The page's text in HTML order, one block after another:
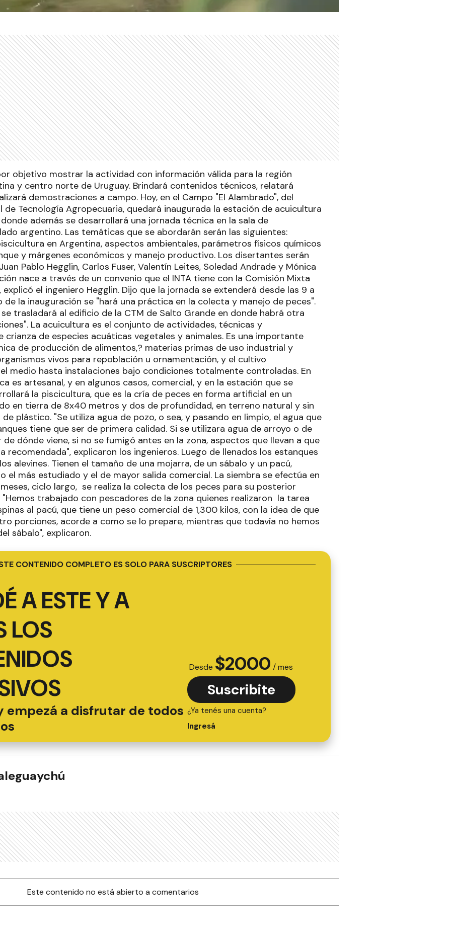
objetivo mostrar la actividad con información válida para la región
y centro norte de Uruguay. Brindará contenidos técnicos, relatará
demostraciones a campo. Hoy, en el Campo "El Alambrado", del
Tecnología Agropecuaria, quedará inaugurada la estación de acuicultura
además se desarrollará una jornada técnica en la sala de
argentino. Las temáticas que se abordarán serán las siguientes:
en Argentina, aspectos ambientales, parámetros físicos químicos
y márgenes económicos y manejo productivo. Los disertantes serán
Pablo Hegglin, Carlos Fuser, Valentín Leites, Soledad Andrade y Mónica
nace a través de un convenio que el INTA tiene con la Comisión Mixta
explicó el ingeniero Hegglin. Dijo que la jornada se extenderá desde las 9 a
de la inauguración se "hará una práctica en la colecta y manejo de peces".
trasladará al edificio de la CTM de Salto Grande en donde habrá otra
La acuicultura es el conjunto de actividades, técnicas y
crianza de especies acuáticas vegetales y animales. Es una importante
de producción de alimentos,? materias primas de uso industrial y
vivos para repoblación u ornamentación, y el cultivo
medio hasta instalaciones bajo condiciones totalmente controladas. En
es artesanal, y en algunos casos, comercial, y en la estación que se
la piscicultura, que es la cría de peces en forma artificial en un
en tierra de 8x40 metros y dos de profundidad, en terreno natural y sin
plástico. "Se utiliza agua de pozo, o sea, y pasando en limpio, el agua que
tiene que ser de primera calidad. Si se utilizara agua de arroyo o de
dónde viene, si no se fumigó antes en la zona, aspectos que llevan a que
recomendada", explicaron los ingenieros. Luego de llenados los estanques
alevines. Tienen el tamaño de una mojarra, de un sábalo y un pacú,
el más estudiado y el de mayor salida comercial. La siembra se efectúa en
ciclo largo, se realiza la colecta de los peces para su posterior
trabajado con pescadores de la zona quienes realizaron la tarea
al pacú, que tiene un peso comercial de 1,300 kilos, con la idea de que
porciones, acorde a como se lo prepare, mientras que todavía no hemos
sábalo", explicaron.
CONTENIDO COMPLETO ES SOLO PARA SUSCRIPTORES
A ESTE Y A
LOS
empezá a disfrutar de todos
Desde $2000 / mes
Suscribite
¿Ya tenés una cuenta?
Ingresá
Este contenido no está abierto a comentarios